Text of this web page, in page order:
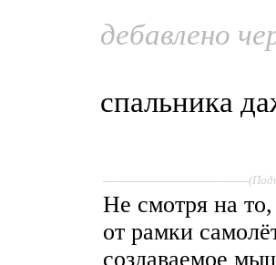
дебавлено
спальника
Не смотря на
от рамки
создаваемое